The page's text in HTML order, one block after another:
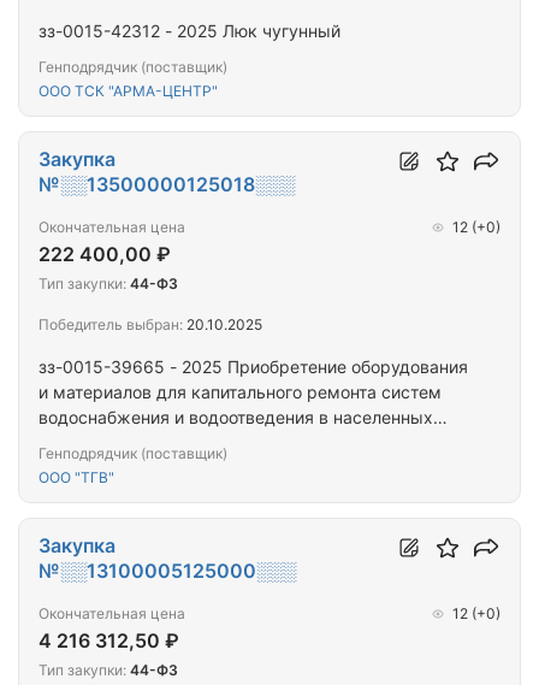
зз-0015-42312 - 2025 Люк чугунный
Генподрядчик (поставщик)
ООО ТСК "АРМА-ЦЕНТР"
зз-0015-39665 - 2025 Приобретение оборудования
и материалов для капитального ремонта систем
водоснабжения и водоотведения в населенных
Республики
Генподрядчик (поставщик)
ООО "ТГВ"
Закупка
№░░13500000125018░░░
Окончательная цена
222 400,00 ₽
12 (+0)
Тип закупки: 44-ФЗ
Победитель выбран: 20.10.2025
Закупка
№░░13100005125000░░░
Окончательная цена
4 216 312,50 ₽
12 (+0)
Тип закупки: 44-ФЗ